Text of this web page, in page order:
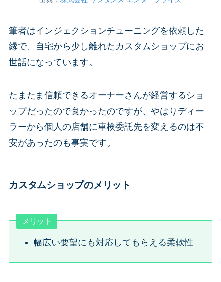
筆者はインジェクションチューニングを依頼した
縁で、自宅から少し離れたカスタムショップにお
世話になっています。
たまたま信頼できるオーナーさんが経営するショ
ップだったので良かったのですが、やはりディー
ラーから個人の店舗に車検委託先を変えるのは不
安があったのも事実です。
カスタムショップのメリット
メリット
幅広い要望にも対応してもらえる柔軟性